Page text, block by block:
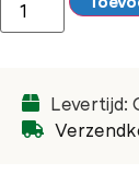
Levertijd: